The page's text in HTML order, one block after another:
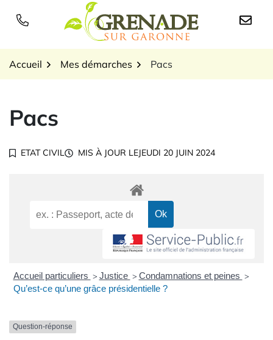
Logo Grenade sur
Accueil Mes démarches Pacs
Pacs
ETAT CIVIL MIS À JOUR LEJEUDI 20 JUIN 2024
Accueil particuliers > Justice > Condamnations et peines >
Qu’est-ce qu’une grâce présidentielle ?
Question-réponse